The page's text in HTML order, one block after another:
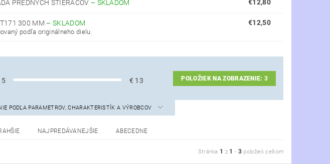
PREDNÝCH STIERAČOV – SKLADOM €12,80
300 MM –SKLADOM
podľa originálneho dielu.
€12,50
5 € 13 POLOŽIEK NA ZOBRAZENIE:3
PODĽA PARAMETROV, CHARAKTERISTÍK A VÝROBCOV
NAJPREDÁVANEJŠIE ABECEDNE
Stránka 1 z 1 - 3 položiek celkom